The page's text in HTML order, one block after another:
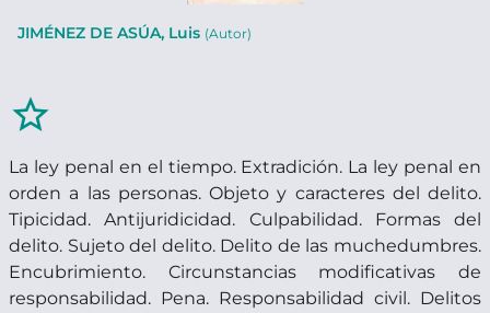
JIMÉNEZ DE ASÚA, Luis (Autor)
star_border
La ley penal en el tiempo. Extradición. La ley penal en
orden a las personas. Objeto y caracteres del delito.
Tipicidad. Antijuridicidad. Culpabilidad. Formas del
delito. Sujeto del delito. Delito de las muchedumbres.
Encubrimiento. Circunstancias modificativas de
responsabilidad. Pena. Responsabilidad civil. Delitos